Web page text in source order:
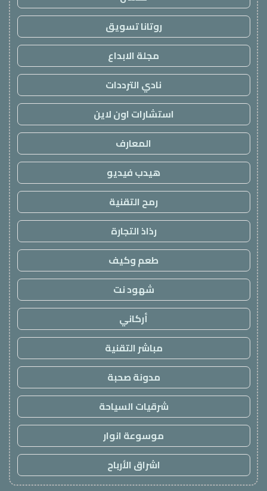
روتانا تسويق
مجلة الابداع
نادي الترددات
استشارات اون لاين
المعارف
هيدب فيديو
رمح التقنية
رذاذ التجارة
طعم وكيف
شهود نت
أركاني
مباشر التقنية
مدونة صحبة
شرقيات السياحة
موسوعة انوار
اشراق الأرباح